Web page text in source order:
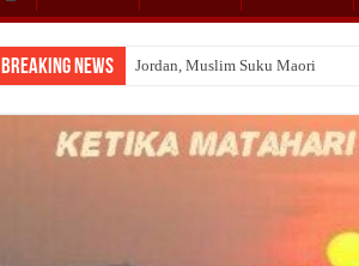
Breaking News Jordan, Muslim Suku Maori
Wakaf Emas Muktamar